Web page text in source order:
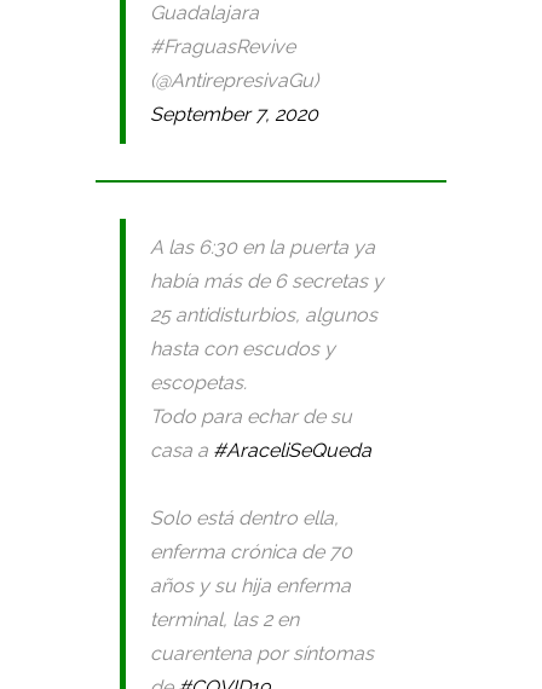
Guadalajara
#FraguasRevive
(@AntirepresivaGu)
September 7, 2020
A las 6:30 en la puerta ya
había más de 6 secretas y
25 antidisturbios, algunos
hasta con escudos y
escopetas.
Todo para echar de su
casa a #AraceliSeQueda
Solo está dentro ella,
enferma crónica de 70
años y su hija enferma
terminal, las 2 en
cuarentena por síntomas